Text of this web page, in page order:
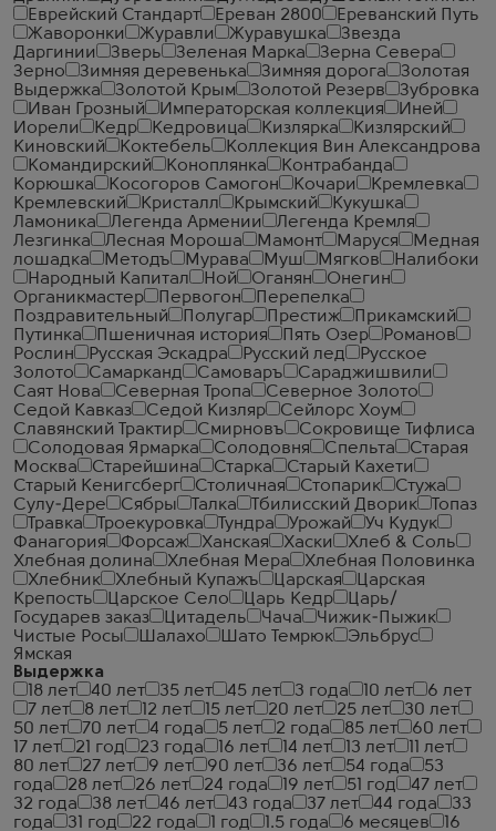
Еврейский Стандарт
Ереван 2800
Ереванский Путь
Жаворонки
Журавли Журавушка
Звезда
Даргинии
Зверь Зеленая Марка
Зерна Севера
Зерно
Зимняя деревенька Зимняя дорога
Золотая
Выдержка
Золотой Крым Золотой Резерв
Зубровка
Иван Грозный
Императорская коллекция
Иней
Иорели
Кедр Кедровица Кизлярка
Кизлярский
Киновский
Коктебель
Коллекция Вин Александрова
Командирский
Коноплянка
Контрабанда
Корюшка
Косогоров Самогон Кочари
Кремлевка
Кремлевский
Кристалл Крымский
Кукушка
Ламоника
Легенда Армении
Легенда Кремля
Лезгинка
Лесная Мороша Мамонт Маруся
Медная
лошадка
Методъ Мурава Муш Мягков
Налибоки
Народный Капитал
Ной Оганян
Онегин
Органикмастер
Первогон
Перепелка
Поздравительный
Полугар Престиж
Прикамский
Путинка
Пшеничная история Пять Озер
Романов
Рослин
Русская Эскадра Русский лед
Русское
Золото
Самарканд Самоваръ
Сараджишвили
Саят Нова
Северная Тропа
Северное Золото
Седой Кавказ
Седой Кизляр
Сейлорс Хоум
Славянский Трактир
Смирновъ
Сокровище Тифлиса
Солодовая Ярмарка
Солодовня Спельта
Старая
Москва
Старейшина Старка
Старый Кахети
Старый Кенигсберг
Столичная Стопарик
Стужа
Сулу-Дере
Сябры Талка Тбилисский Дворик
Топаз
Травка
Троекуровка Тундра Урожай
Уч Кудук
Фанагория
Форсаж Ханская Хаски
Хлеб & Соль
Хлебная долина
Хлебная Мера
Хлебная Половинка
Хлебник
Хлебный Купажъ Царская
Царская
Крепость
Царское Село Царь Кедр
Царь/
Государев заказ
Цитадель Чача
Чижик-Пыжик
Чистые Росы
Шалахо Шато Темрюк
Эльбрус
Ямская
Выдержка
18 лет
40 лет 35 лет 45 лет 3 года 10 лет
6 лет
7 лет
8 лет 12 лет 15 лет 20 лет 25 лет
30 лет
50 лет
70 лет 4 года 5 лет 2 года 85 лет
60 лет
17 лет
21 год 23 года 16 лет 14 лет 13 лет
11 лет
80 лет
27 лет 9 лет 90 лет 36 лет 54 года
53
года
28 лет 26 лет 24 года 19 лет 51 год
47 лет
32 года
38 лет 46 лет 43 года 37 лет 44 года
33
года
31 год 22 года 1 год 1.5 года 6 месяцев
16